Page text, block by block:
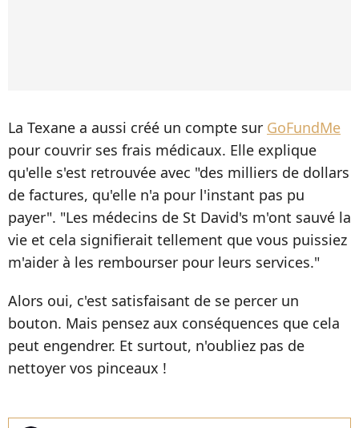
La Texane a aussi créé un compte sur GoFundMe
pour couvrir ses frais médicaux. Elle explique
qu'elle s'est retrouvée avec "des milliers de dollars
de factures, qu'elle n'a pour l'instant pas pu
payer". "Les médecins de St David's m'ont sauvé la
vie et cela signifierait tellement que vous puissiez
m'aider à les rembourser pour leurs services."
Alors oui, c'est satisfaisant de se percer un
bouton. Mais pensez aux conséquences que cela
peut engendrer. Et surtout, n'oubliez pas de
nettoyer vos pinceaux !